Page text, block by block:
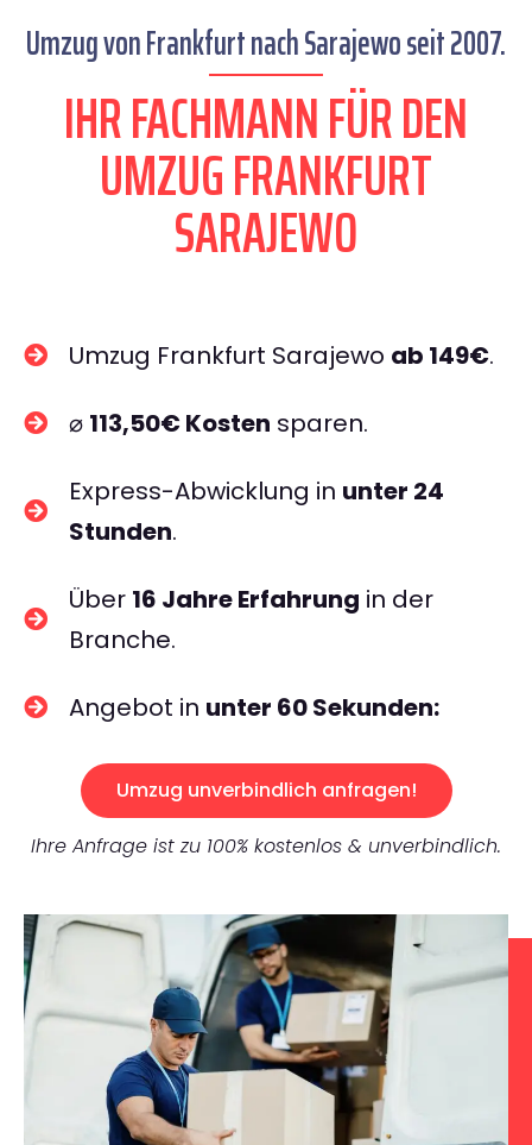
Umzug von Frankfurt nach Sarajewo seit 2007.
IHR FACHMANN FÜR DEN
UMZUG FRANKFURT
SARAJEWO
Umzug Frankfurt Sarajewo ab 149€.
⌀ 113,50€ Kosten sparen.
Express-Abwicklung in unter 24
Stunden.
Über 16 Jahre Erfahrung in der
Branche.
Angebot in unter 60 Sekunden:
Umzug unverbindlich anfragen!
Ihre Anfrage ist zu 100% kostenlos & unverbindlich.